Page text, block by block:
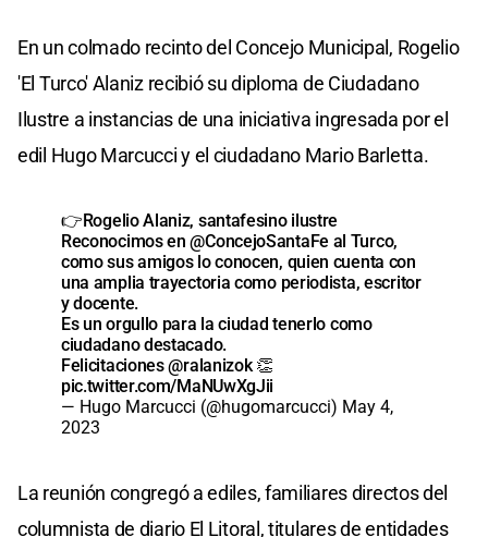
En un colmado recinto del Concejo Municipal, Rogelio
'El Turco' Alaniz recibió su diploma de Ciudadano
Ilustre a instancias de una iniciativa ingresada por el
edil Hugo Marcucci y el ciudadano Mario Barletta.
👉Rogelio Alaniz, santafesino ilustre
Reconocimos en@ConcejoSantaFe al Turco,
como sus amigos lo conocen, quien cuenta con
una amplia trayectoria como periodista, escritor
y docente.
Es un orgullo para la ciudad tenerlo como
ciudadano destacado.
Felicitaciones@ralanizok👏
pic.twitter.com/MaNUwXgJii
— Hugo Marcucci (@hugomarcucci) May 4,
2023
La reunión congregó a ediles, familiares directos del
columnista de diario El Litoral, titulares de entidades